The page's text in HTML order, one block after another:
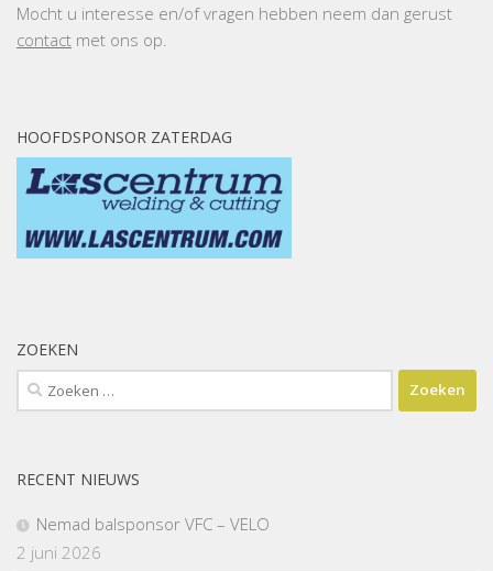
Mocht u interesse en/of vragen hebben neem dan gerust
contact met ons op.
HOOFDSPONSOR ZATERDAG
ZOEKEN
Zoeken
naar:
RECENT NIEUWS
Nemad balsponsor VFC – VELO
2 juni 2026